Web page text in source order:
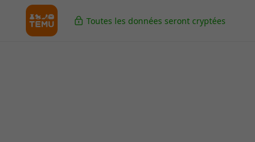
Toutes les données seront cryptées